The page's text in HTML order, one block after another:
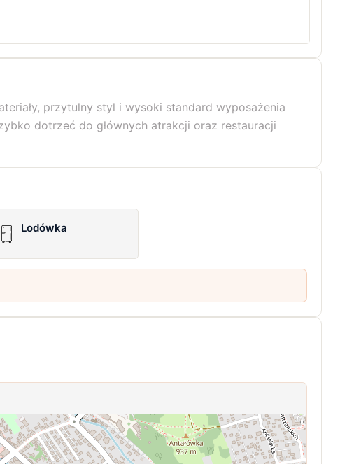
przytulny styl i wysoki standard wyposażenia
dotrzeć do głównych atrakcji oraz restauracji
Lodówka